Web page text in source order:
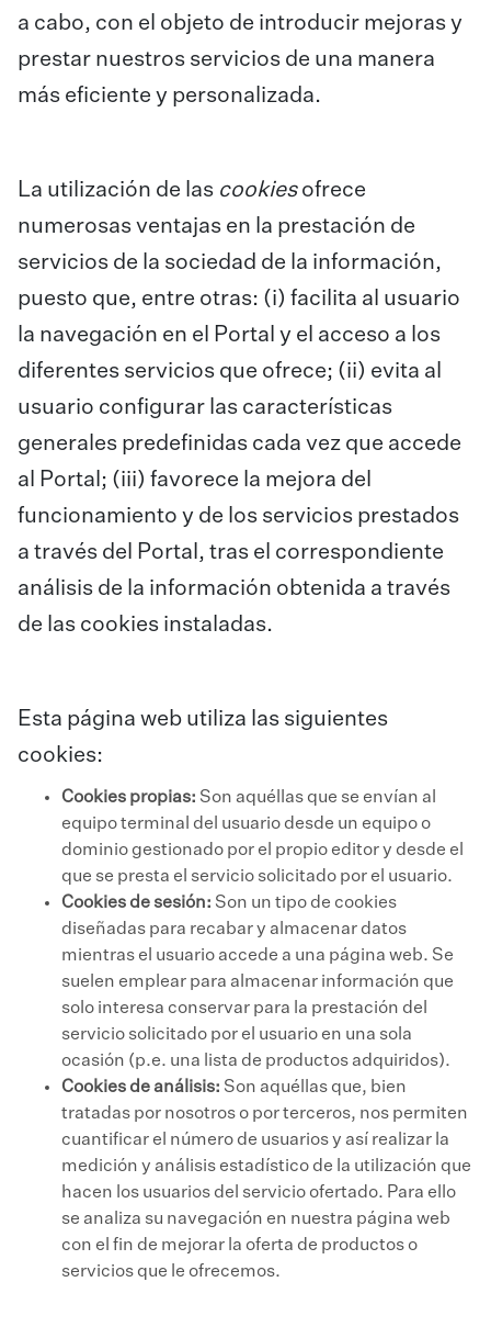
a cabo, con el objeto de introducir mejoras y
prestar nuestros servicios de una manera
más eficiente y personalizada.
La utilización de las cookiesofrece
numerosas ventajas en la prestación de
servicios de la sociedad de la información,
puesto que, entre otras: (i) facilita al usuario
la navegación en el Portal y el acceso a los
diferentes servicios que ofrece; (ii) evita al
usuario configurar las características
generales predefinidas cada vez que accede
al Portal; (iii) favorece la mejora del
funcionamiento y de los servicios prestados
a través del Portal, tras el correspondiente
análisis de la información obtenida a través
de las cookies instaladas.
Esta página web utiliza las siguientes
cookies:
Cookies propias: Son aquéllas que se envían al
equipo terminal del usuario desde un equipo o
dominio gestionado por el propio editor y desde el
que se presta el servicio solicitado por el usuario.
Cookies de sesión: Son un tipo de cookies
diseñadas para recabar y almacenar datos
mientras el usuario accede a una página web. Se
suelen emplear para almacenar información que
solo interesa conservar para la prestación del
servicio solicitado por el usuario en una sola
ocasión (p.e. una lista de productos adquiridos).
Cookies de análisis: Son aquéllas que, bien
tratadas por nosotros o por terceros, nos permiten
cuantificar el número de usuarios y así realizar la
medición y análisis estadístico de la utilización que
hacen los usuarios del servicio ofertado. Para ello
se analiza su navegación en nuestra página web
con el fin de mejorar la oferta de productos o
servicios que le ofrecemos.